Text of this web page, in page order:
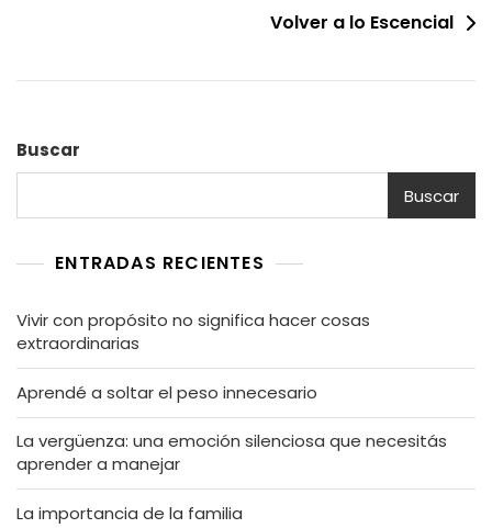
Volver a lo Escencial
Buscar
Buscar
ENTRADAS RECIENTES
Vivir con propósito no significa hacer cosas
extraordinarias
Aprendé a soltar el peso innecesario
La vergüenza: una emoción silenciosa que necesitás
aprender a manejar
La importancia de la familia